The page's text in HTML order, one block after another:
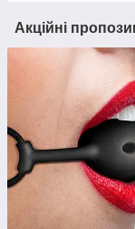
Акційні